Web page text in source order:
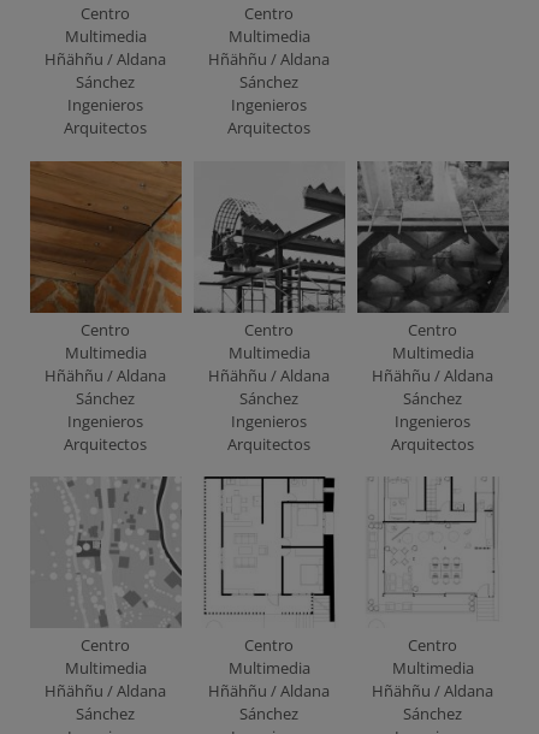
Centro
Multimedia
Hñähñu / Aldana
Sánchez
Ingenieros
Arquitectos
Centro
Multimedia
Hñähñu / Aldana
Sánchez
Ingenieros
Arquitectos
Centro
Multimedia
Hñähñu / Aldana
Sánchez
Ingenieros
Arquitectos
Centro
Multimedia
Hñähñu / Aldana
Sánchez
Ingenieros
Arquitectos
Centro
Multimedia
Hñähñu / Aldana
Sánchez
Ingenieros
Arquitectos
Centro
Multimedia
Hñähñu / Aldana
Sánchez
Centro
Multimedia
Hñähñu / Aldana
Sánchez
Centro
Multimedia
Hñähñu / Aldana
Sánchez